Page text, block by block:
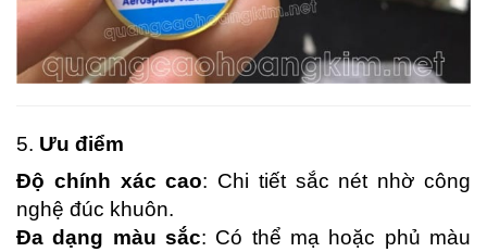
5. Ưu điểm
Độ chính xác cao: Chi tiết sắc nét nhờ công
nghệ đúc khuôn.
Đa dạng màu sắc: Có thể mạ hoặc phủ màu